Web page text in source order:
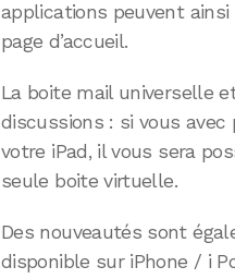
applications peuvent
page d’accueil.
La boite mail universelle
discussions : si vous
votre iPad, il vous sera
seule boite virtuelle.
Des nouveautés sont
disponible sur iPhone / i